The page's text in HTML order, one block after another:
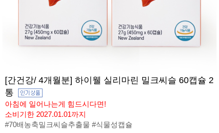
[간건강/ 4개월분] 하이웰 실리마린 밀크씨슬 60캡슐 2
통
아침에 일어나는게 힘드시다면!
소비기한 2027.01.01까지
#70배농축밀크씨슬추출물 #식물성캡슐